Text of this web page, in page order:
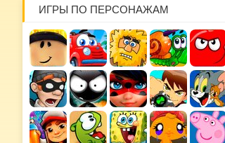
ИГРЫ ПО ПЕРСОНАЖАМ